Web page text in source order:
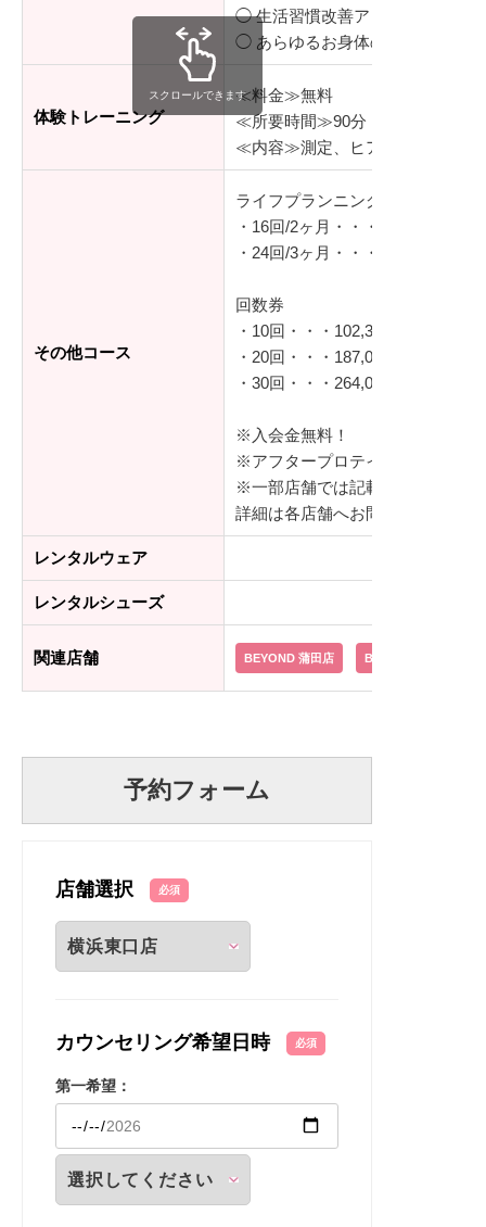
◯ 生活習慣改善アドバイス
◯ あらゆるお身体のお悩み相談
体験トレーニング
≪料金≫無料
≪所要時間≫90分
≪内容≫測定、ヒアリング、体験
その他コース
ライフプランニング
・16回/2ヶ月・・・290,400円（
・24回/3ヶ月・・・435,600円（
回数券
・10回・・・102,300円（税込）
・20回・・・187,000円（税込）
・30回・・・264,000円（税込）
※入会金無料！
※アフタープロテイン付き
※一部店舗では記載の金額より安
詳細は各店舗へお問い合わせくだ
レンタルウェア
レンタルシューズ
関連店舗 BEYOND 蒲田店 BEYOND 学芸大学店
スクロールできます
予約フォーム
店舗選択 必須
カウンセリング希望日時 必須
第一希望：